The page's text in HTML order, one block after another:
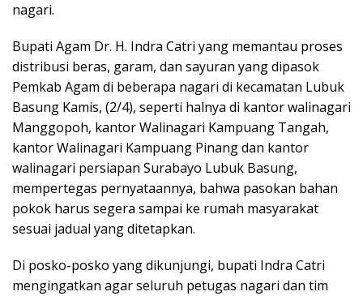
nagari.
Bupati Agam Dr. H. Indra Catri yang memantau proses
distribusi beras, garam, dan sayuran yang dipasok
Pemkab Agam di beberapa nagari di kecamatan Lubuk
Basung Kamis, (2/4), seperti halnya di kantor walinagari
Manggopoh, kantor Walinagari Kampuang Tangah,
kantor Walinagari Kampuang Pinang dan kantor
walinagari persiapan Surabayo Lubuk Basung,
mempertegas pernyataannya, bahwa pasokan bahan
pokok harus segera sampai ke rumah masyarakat
sesuai jadual yang ditetapkan.
Di posko-posko yang dikunjungi, bupati Indra Catri
mengingatkan agar seluruh petugas nagari dan tim